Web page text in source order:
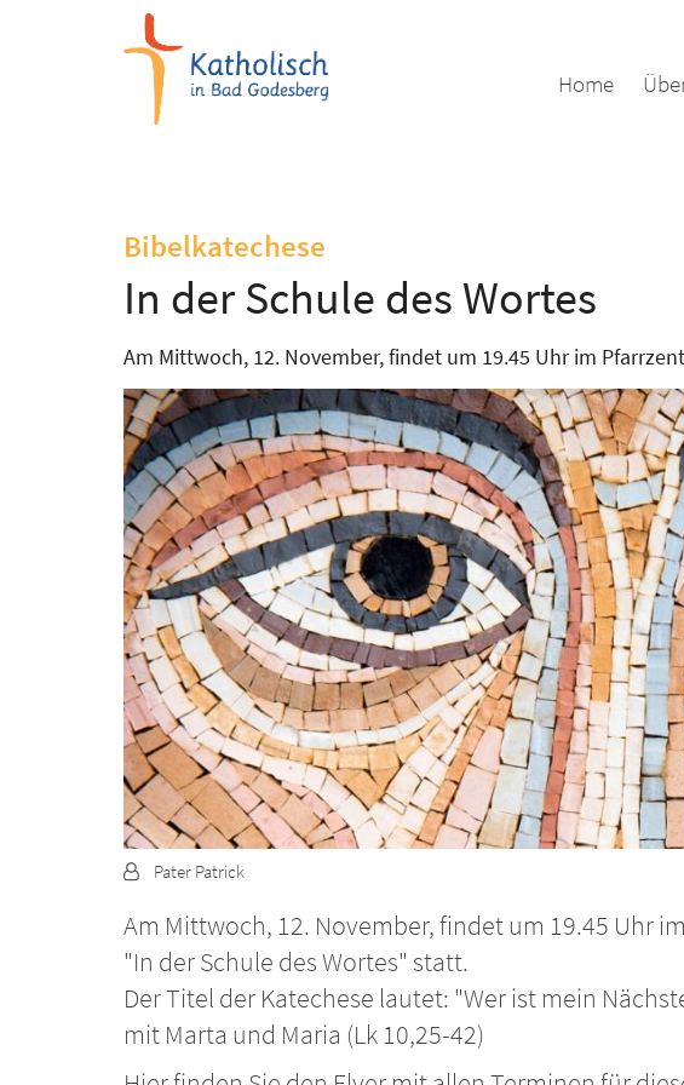
Zum Inhalt springen
Home
Bibelkatechese
In der Schule des Wortes
Am Mittwoch, 12. November, findet um 19.45 Uhr im
Von: Pater Patrick
Am Mittwoch, 12. November, findet um 19.45 Uhr
"In der Schule des Wortes" statt.
Der Titel der Katechese lautet: "Wer ist mein
mit Marta und Maria (Lk 10,25-42)